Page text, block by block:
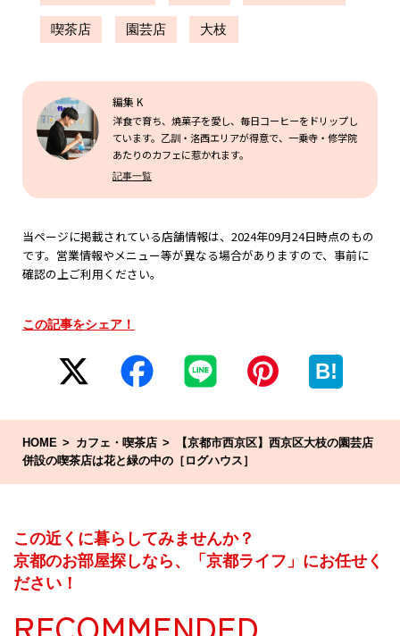
喫茶店 園芸店 大枝
編集 K
洋食で育ち、焼菓子を愛し、毎日コーヒーをドリップし
ています。乙訓・洛西エリアが得意で、一乗寺・修学院
あたりのカフェに惹かれます。
記事一覧
当ページに掲載されている店舗情報は、2024年09月24日時点のもの
です。営業情報やメニュー等が異なる場合がありますので、事前に
確認の上ご利用ください。
この記事をシェア！
B!
HOME カフェ・喫茶店
【京都市西京区】西京区大枝の園芸店
併設の喫茶店は花と緑の中の［ログハウス］
この近くに暮らしてみませんか？
京都のお部屋探しなら、「京都ライフ」にお任せく
ださい！